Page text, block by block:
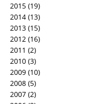
2015 (19)
2014 (13)
2013 (15)
2012 (16)
2011 (2)
2010 (3)
2009 (10)
2008 (5)
2007 (2)